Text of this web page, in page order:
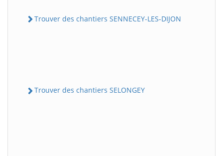
Trouver des chantiers SENNECEY-LES-DIJON
Trouver des chantiers SELONGEY